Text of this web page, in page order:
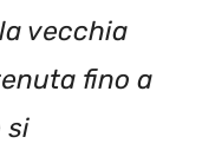
vecchia
fino a
si